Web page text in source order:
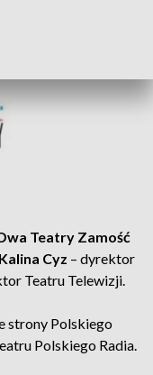
Teatry Zamość
Kalina Cyz – dyrektor
Teatru Telewizji.
strony Polskiego
Polskiego Radia.